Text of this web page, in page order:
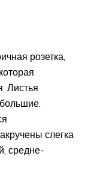
розетка,
Листья
слегка
средне-